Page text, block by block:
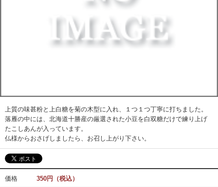
上質の味甚粉と上白糖を菊の木型に入れ、１つ１つ丁寧に打ちました。
落雁の中には、北海道十勝産の厳選された小豆を白双糖だけで練り上げ
たこしあんが入っています。
仏様からおさげしましたら、お召し上がり下さい。
価格 350円（税込）